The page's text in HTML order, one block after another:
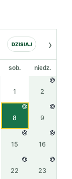
DZISIAJ ›
sob. niedz.
1 2
8 9
15 16
22 23